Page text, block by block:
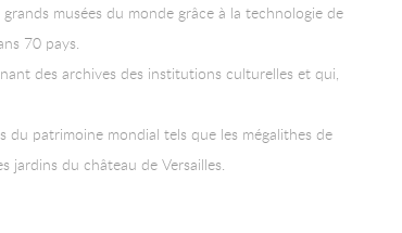
musées du monde grâce à la technologie de
70 pays.
des archives des institutions culturelles et qui,
patrimoine mondial tels que les mégalithes de
jardins du château de Versailles.